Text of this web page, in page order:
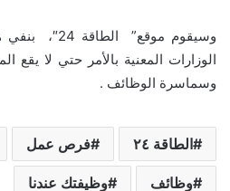
وسيقوم موقع”
الوزارات المعنية بالأمر حتي لا يقع
وسماسرة الوظائف .
الطاقة ٢٤ فرص عمل
وظائف وظيفتك عندنا